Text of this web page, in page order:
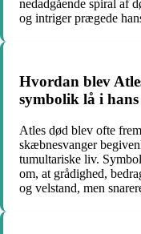
nedadgående spiral af
og intriger prægede
Hvordan blev
symbolik lå i
Atles død blev ofte
skæbnesvanger
tumultariske liv.
om, at grådighed,
og velstand, men